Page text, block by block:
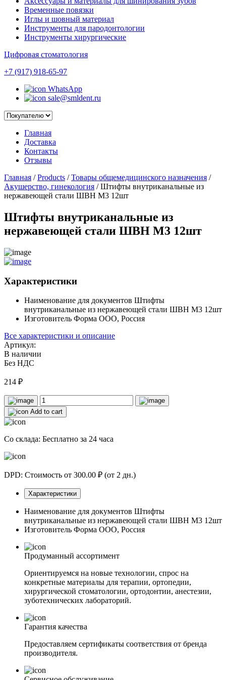
Временные повязки
Иглы и шовный материал
Инструменты для пародонтологии
Инструменты хирургические
Цифровая стоматология
+7 (917) 918-65-97
WhatsApp
sale@smldent.ru
Главная
Доставка
Контакты
Отзывы
Главная / Products / Товары общемедицинского назначения /
Акушерство, гинекология /Штифты внутриканальные из
нержавеющей стали ШВН M3 12шт
Штифты внутриканальные из
нержавеющей стали ШВН M3 12шт
Характеристики
Наименование для документов Штифты
внутриканальные из нержавеющей стали ШВН M3 12шт
Изготовитель Форма ООО, Россия
Все характеристики и описание
Артикул:
В наличии
Без НДС
214 ₽
Add to cart
Со склада: Бесплатно за 24 часа
DPD: Стоимость от 300.00 ₽ (от 2 дн.)
Характеристики
Наименование для документов Штифты
внутриканальные из нержавеющей стали ШВН M3 12шт
Изготовитель Форма ООО, Россия
Продуманный ассортимент
Ориентируемся на новые технологии, спрос на
конкретные материалы для терапии, ортопедии,
хирургической стоматологии, ортодонтии, анестезии,
зуботехнических лабораторий.
Гарантия качества
Предоставляем сертификаты соответствия от бренда
производителя.